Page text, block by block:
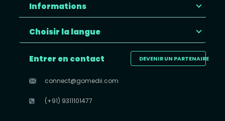
Informations
Choisir la langue
DEVENIR UN PARTENAIRE
Entrer en contact
connect@gomedii.com
(+91) 9311101477